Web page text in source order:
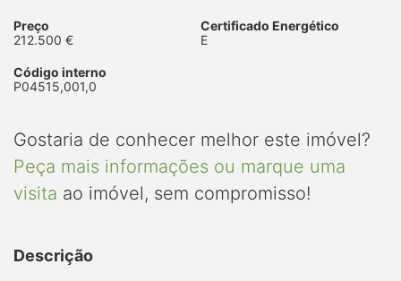
Preço
212.500 €
Certificado Energético
E
Código interno
P04515,001,0
Gostaria de conhecer melhor este imóvel?
Peça mais informações ou marque uma
visita ao imóvel, sem compromisso!
Descrição